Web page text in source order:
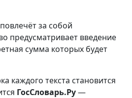
за собой
предусматривает введение
сумма которых будет
каждого текста становится
ГосСловарь.Ру—